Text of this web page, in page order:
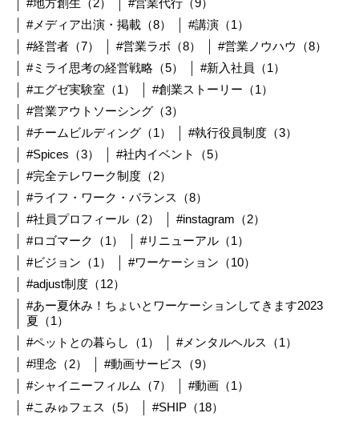
#地方創生（2）
#営業代行（9）
#メディア出演・掲載（8）
#講演（1）
#経営者（7）
#営業ラボ（8）
#営業ノウハウ（8）
#ミライ思考の経営戦略（5）
#新入社員（1）
#エグゼ実験室（1）
#創業ストーリー（1）
#営業アウトソーシング（3）
#チームビルディング（1）
#執行役員制度（3）
#Spices（3）
#社内イベント（5）
#完全テレワーク制度（2）
#ライフ・ワーク・バランス（8）
#社員プロフィール（2）
#instagram（2）
#ロゴマーク（1）
#リニューアル（1）
#ビジョン（1）
#ワーケーション（10）
#adjust制度（12）
#あー夏休み！ちょいとワーケーションしてきます2023
夏（1）
#ペットとの暮らし（1）
#メンタルヘルス（1）
#理念（2）
#動画サービス（9）
#シャイニーフィルム（7）
#動画（1）
#こみゅフェス（5）
#SHIP（18）